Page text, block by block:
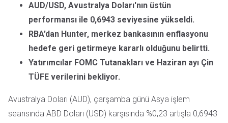
AUD/USD, Avustralya Doları'nın üstün
performansı ile 0,6943 seviyesine yükseldi.
RBA’dan Hunter, merkez bankasının enflasyonu
hedefe geri getirmeye kararlı olduğunu belirtti.
Yatırımcılar FOMC Tutanakları ve Haziran ayı Çin
TÜFE verilerini bekliyor.
Avustralya Doları (AUD), çarşamba günü Asya işlem
seansında ABD Doları (USD) karşısında %0,23 artışla 0,6943